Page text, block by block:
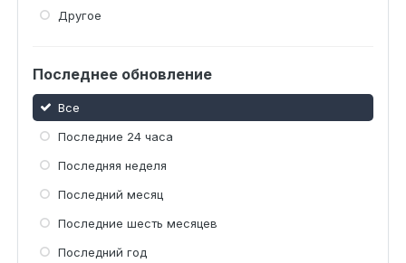
Другое
Последнее обновление
Все
Последние 24 часа
Последняя неделя
Последний месяц
Последние шесть месяцев
Последний год